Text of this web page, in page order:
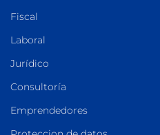
Fiscal
Laboral
Jurídico
Consultoría
Emprendedores